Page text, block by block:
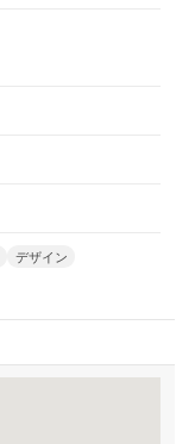
デザイン